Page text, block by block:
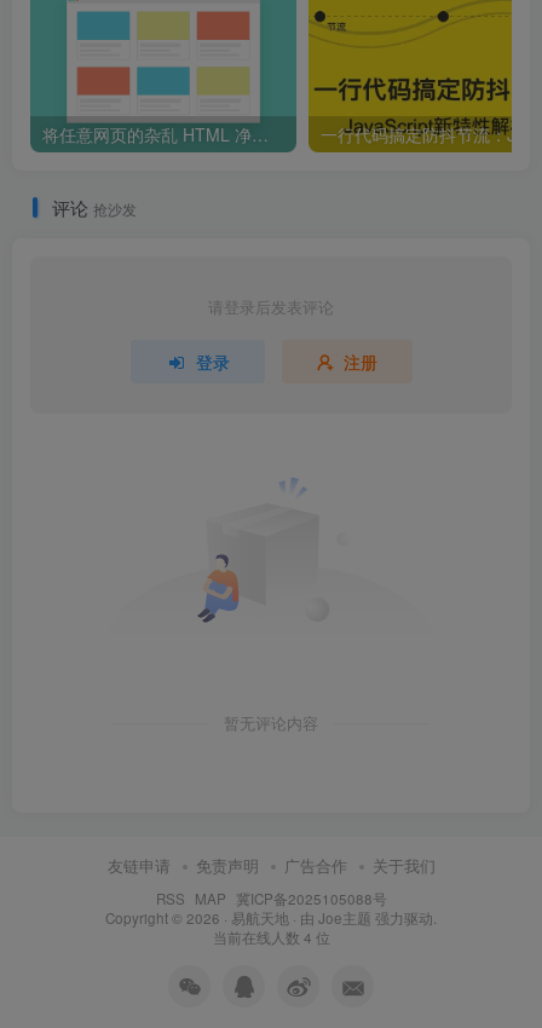
将任意网页的杂乱 HTML 净化为结构清晰的 Markdown 或干净 HTML，专为阅读优化和知识管理而生
评论 抢沙发
请登录后发表评论
登录 注册
暂无评论内容
友链申请 免责声明 广告合作 关于我们
RSS MAP
冀ICP备2025105088号
Copyright © 2026 · 易航天地 · 由 Joe主题 强力驱动.
当前在线人数 4 位